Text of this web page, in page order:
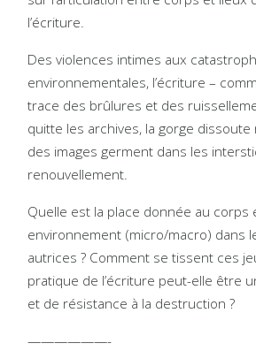
l’écriture.
Des violences intimes aux
environnementales, l’écriture –
trace des brûlures et des
quitte les archives, la gorge
des images germent dans les
renouvellement.
Quelle est la place donnée au corps
environnement (micro/macro) dans
autrices ? Comment se tissent ces
pratique de l’écriture peut-elle être
et de résistance à la destruction ?
——————-